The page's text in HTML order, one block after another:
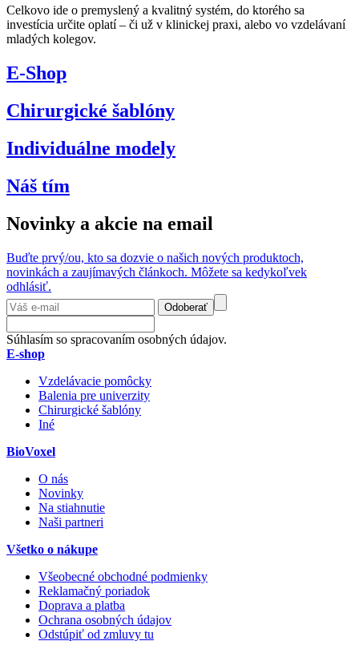
Celkovo ide o premyslený a kvalitný systém, do ktorého sa
investícia určite oplatí – či už v klinickej praxi, alebo vo vzdelávaní
mladých kolegov.
E-Shop
Chirurgické šablóny
Individuálne modely
Náš tím
Novinky a akcie na email
Buďte prvý/ou, kto sa dozvie o našich nových produktoch,
novinkách a zaujímavých článkoch. Môžete sa kedykoľvek
odhlásiť.
Odoberať
Súhlasím so spracovaním osobných údajov.
E-shop
Vzdelávacie pomôcky
Balenia pre univerzity
Chirurgické šablóny
Iné
BioVoxel
O nás
Novinky
Na stiahnutie
Naši partneri
Všetko o nákupe
Všeobecné obchodné podmienky
Reklamačný poriadok
Doprava a platba
Ochrana osobných údajov
Odstúpiť od zmluvy tu